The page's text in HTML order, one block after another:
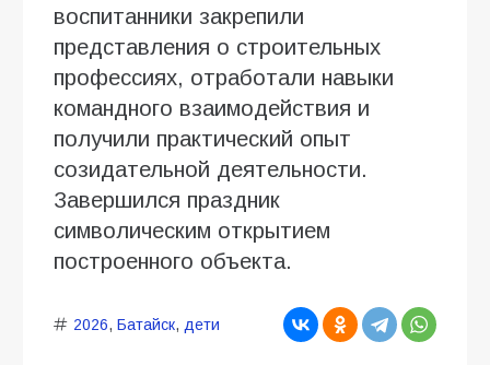
воспитанники закрепили
представления о строительных
профессиях, отработали навыки
командного взаимодействия и
получили практический опыт
созидательной деятельности.
Завершился праздник
символическим открытием
построенного объекта.
2026, Батайск, дети